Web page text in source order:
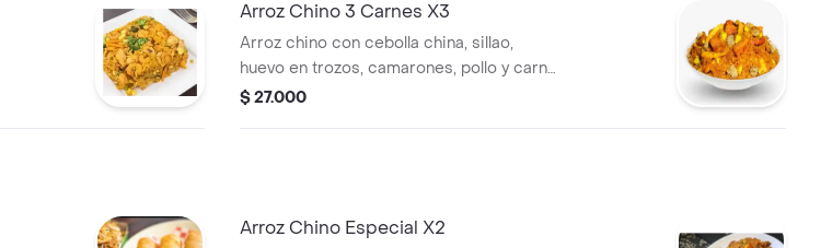
Arroz Chino 3 Carnes X3
Arroz chino con cebolla china, sillao,
huevo en trozos, camarones, pollo y carne
de res, porción para 3 personas.
$ 27.000
Arroz Chino Especial X2